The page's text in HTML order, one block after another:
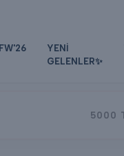
FW'26
YENİ
GELENLER✨
5000